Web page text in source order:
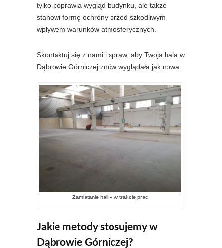
tylko poprawia wygląd budynku, ale także
stanowi formę ochrony przed szkodliwym
wpływem warunków atmosferycznych.
Skontaktuj się z nami i spraw, aby Twoja hala w
Dąbrowie Górniczej znów wyglądała jak nowa.
Zamiatanie hali – w trakcie prac
Jakie metody stosujemy w
Dąbrowie Górniczej?